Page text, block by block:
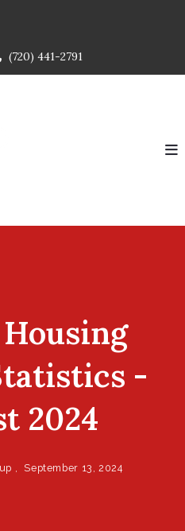
(720) 441-2791
-
2024
, September 13, 2024